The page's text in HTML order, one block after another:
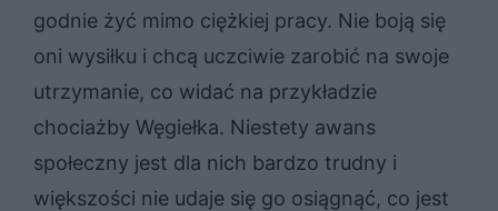
godnie żyć mimo ciężkiej pracy. Nie boją się
oni wysiłku i chcą uczciwie zarobić na swoje
utrzymanie, co widać na przykładzie
chociażby Węgiełka. Niestety awans
społeczny jest dla nich bardzo trudny i
większości nie udaje się go osiągnąć, co jest